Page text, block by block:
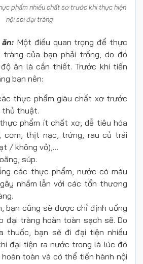
phẩm nhiều chất sơ trước khi thực hiện
nội soi đại tràng
Một điều quan trọng để thực
của bạn phải trống, do đó
ăn là cần thiết. Trước khi tiến
bạn nên:
thực phẩm giàu chất xơ trước
thủ thuật.
phẩm ít chất xơ, dễ tiêu hóa
cơm, thịt nạc, trứng, rau củ trái
/ không vỏ),…
súp.
các thực phẩm, nước có màu
nhầm lẫn với các tổn thương
bạn cũng sẽ được chỉ định uống
đại tràng hoàn toàn sạch sẽ. Do
thuốc, bạn sẽ đi đại tiện nhiều
đại tiện ra nước trong là lúc đó
toàn và có thể tiến hành nội